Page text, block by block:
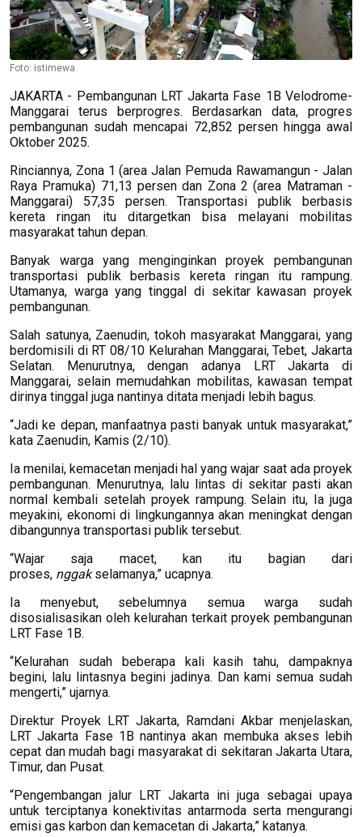
Foto: istimewa
JAKARTA - Pembangunan LRT Jakarta Fase 1B Velodrome-
Manggarai terus berprogres. Berdasarkan data, progres
pembangunan sudah mencapai 72,852 persen hingga awal
Oktober 2025.
Rinciannya, Zona 1 (area Jalan Pemuda Rawamangun - Jalan
Raya Pramuka) 71,13 persen dan Zona 2 (area Matraman -
Manggarai) 57,35 persen. Transportasi publik berbasis
kereta ringan itu ditargetkan bisa melayani mobilitas
masyarakat tahun depan.
Banyak warga yang menginginkan proyek pembangunan
transportasi publik berbasis kereta ringan itu rampung.
Utamanya, warga yang tinggal di sekitar kawasan proyek
pembangunan.
Salah satunya, Zaenudin, tokoh masyarakat Manggarai, yang
berdomisili di RT 08/10 Kelurahan Manggarai, Tebet, Jakarta
Selatan. Menurutnya, dengan adanya LRT Jakarta di
Manggarai, selain memudahkan mobilitas, kawasan tempat
dirinya tinggal juga nantinya ditata menjadi lebih bagus.
“Jadi ke depan, manfaatnya pasti banyak untuk masyarakat,”
kata Zaenudin, Kamis (2/10).
Ia menilai, kemacetan menjadi hal yang wajar saat ada proyek
pembangunan. Menurutnya, lalu lintas di sekitar pasti akan
normal kembali setelah proyek rampung. Selain itu, Ia juga
meyakini, ekonomi di lingkungannya akan meningkat dengan
dibangunnya transportasi publik tersebut.
“Wajar saja macet, kan itu bagian dari
proses, nggakselamanya,” ucapnya.
Ia menyebut, sebelumnya semua warga sudah
disosialisasikan oleh kelurahan terkait proyek pembangunan
LRT Fase 1B.
“Kelurahan sudah beberapa kali kasih tahu, dampaknya
begini, lalu lintasnya begini jadinya. Dan kami semua sudah
mengerti,” ujarnya.
Direktur Proyek LRT Jakarta, Ramdani Akbar menjelaskan,
LRT Jakarta Fase 1B nantinya akan membuka akses lebih
cepat dan mudah bagi masyarakat di sekitaran Jakarta Utara,
Timur, dan Pusat.
“Pengembangan jalur LRT Jakarta ini juga sebagai upaya
untuk terciptanya konektivitas antarmoda serta mengurangi
emisi gas karbon dan kemacetan di Jakarta,” katanya.